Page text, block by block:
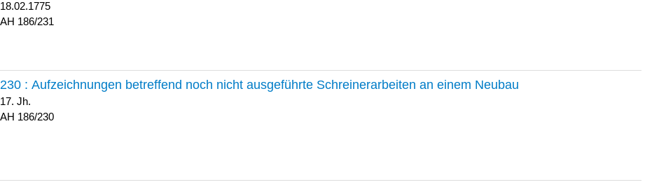
18.02.1775
186/231
230 : Aufzeichnungen betreffend noch nicht ausgeführte Schreinerarbeiten an einem Neubau
17. Jh.
186/230